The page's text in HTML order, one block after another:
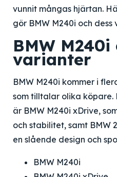
vunnit mångas hjärtan.
gör BMW M240i och
BMW M240i
varianter
BMW M240i kommer i
som tilltalar olika köpare.
är BMW M240i xDrive,
och stabilitet, samt BMW
en slående design och
BMW M240i